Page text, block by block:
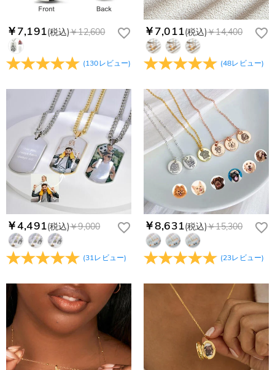
￥7,191(税込)￥12,600
(130レビュー)
￥7,011(税込)￥14,400
(48レビュー)
￥4,491(税込)￥9,000
(31 レビュー)
￥8,631(税込)￥15,300
(23レビュー)